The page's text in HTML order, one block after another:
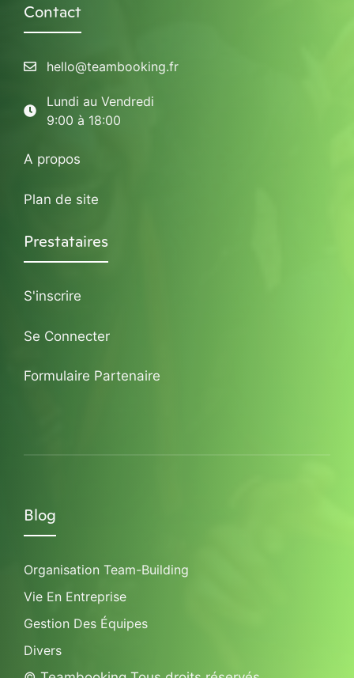
Contact
hello@teambooking.fr
Lundi au Vendredi
9:00 à 18:00
A propos
Plan de site
Prestataires
S'inscrire
Se Connecter
Formulaire Partenaire
Blog
Organisation Team-Building
Vie En Entreprise
Gestion Des Équipes
Divers